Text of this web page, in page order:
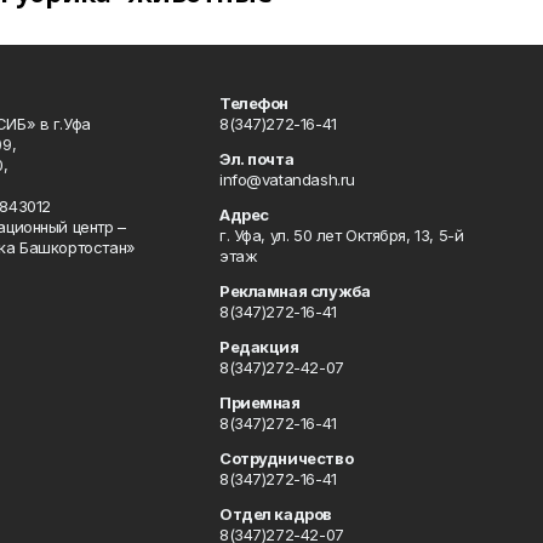
в г.Уфа
центр –
Башкортостан»
Телефон
8(347)272-16-41
Эл. почта
info@vatandash.ru
Адрес
г. Уфа, ул. 50 лет Октября, 13, 5-й
этаж
Рекламная служба
8(347)272-16-41
Редакция
8(347)272-42-07
Приемная
8(347)272-16-41
Сотрудничество
8(347)272-16-41
Отдел кадров
8(347)272-42-07